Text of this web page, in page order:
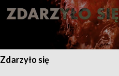
Zdarzyło się